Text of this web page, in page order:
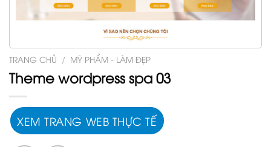
TRANG CHỦ / MỸ PHẨM - LÀM ĐẸP
Theme wordpress spa 03
XEM TRANG WEB THỰC TẾ